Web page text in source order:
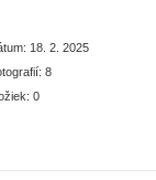
18. 2. 2025
8
0